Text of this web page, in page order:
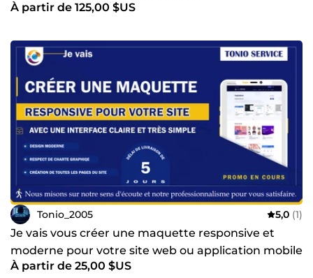
À partir de 125,00 $US
Tonio_2005 5,0 (1)
Je vais vous créer une maquette responsive et
moderne pour votre site web ou application mobile
À partir de 25,00 $US